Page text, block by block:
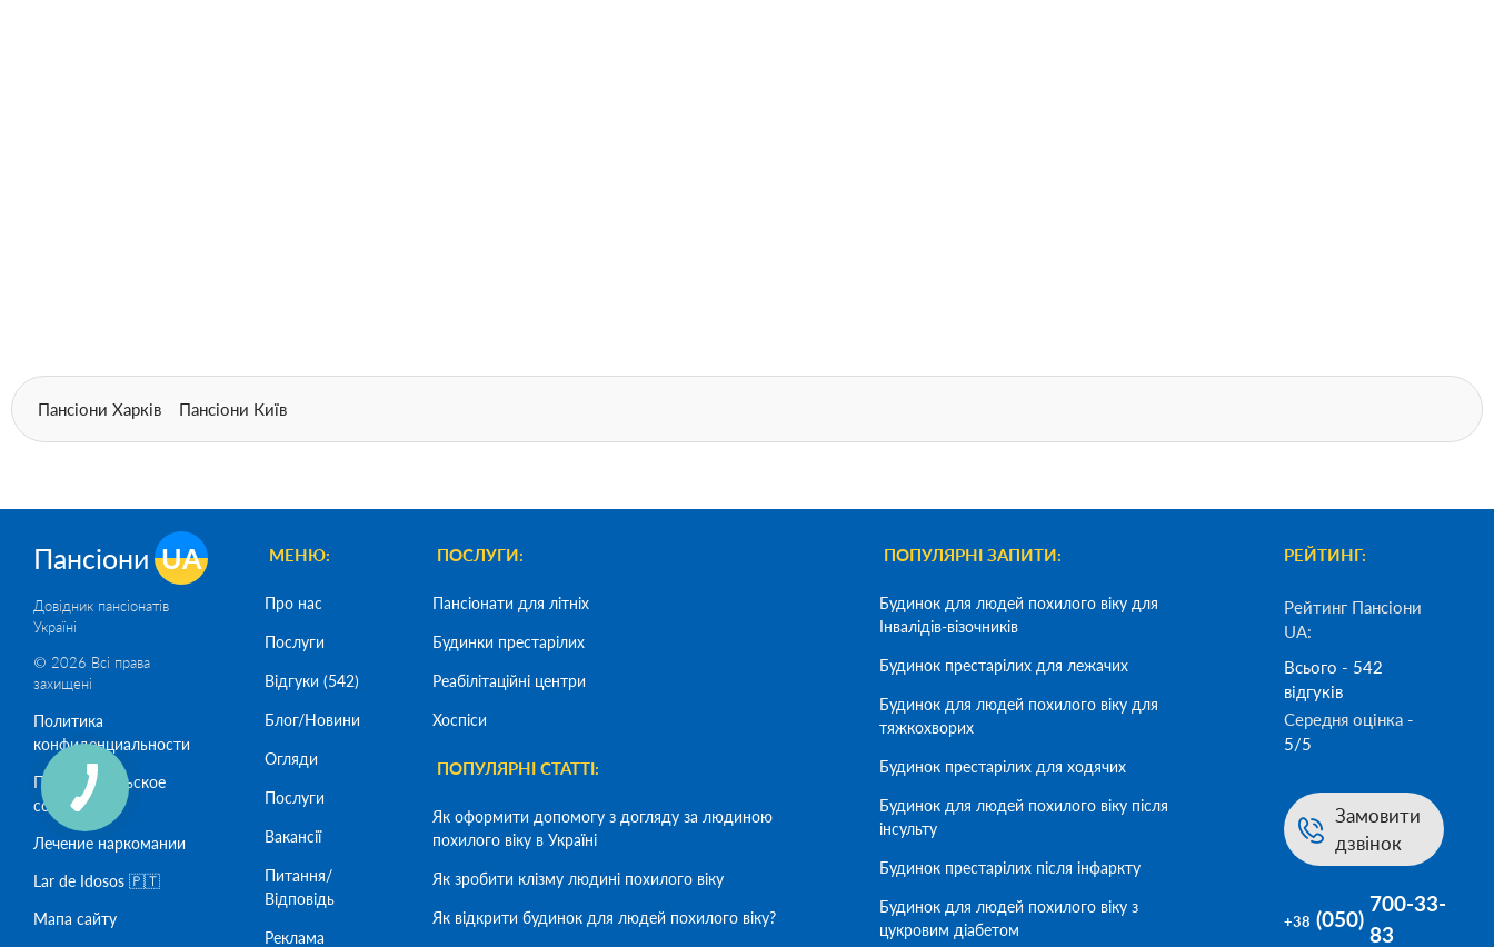
Пансіони Харків Пансіони Київ
Пансіони UA
Довідник пансіонатів
Україні
© 2026 Всі права
захищені
Политика
конфиденциальности
Пользовательское
соглашение
Лечение наркомании
Lar de Idosos 🇵🇹
Мапа сайту
МЕНЮ:
Про нас
Послуги
Відгуки (542)
Блог/Новини
Огляди
Послуги
Вакансії
Питання/
Відповідь
Реклама
ПОСЛУГИ:
Пансіонати для літніх
Будинки престарілих
Реабілітаційні центри
Хоспіси
ПОПУЛЯРНІ СТАТТІ:
Як оформити допомогу з догляду за людиною
похилого віку в Україні
Як зробити клізму людині похилого віку
Як відкрити будинок для людей похилого віку?
ПОПУЛЯРНІ ЗАПИТИ:
Будинок для людей похилого віку для
Інвалідів-візочників
Будинок престарілих для лежачих
Будинок для людей похилого віку для
тяжкохворих
Будинок престарілих для ходячих
Будинок для людей похилого віку після
інсульту
Будинок престарілих після інфаркту
Будинок для людей похилого віку з
цукровим діабетом
РЕЙТИНГ:
Рейтинг Пансіони
UA:
Всього - 542
відгуків
Середня оцінка -
5/5
Замовити
дзвінок
+38 (050)
700-33-
83